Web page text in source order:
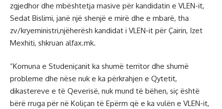
zgjedhor dhe mbështetja masive për kandidatin e VLEN-it,
Sedat Bislimi, janë një shenjë e mirë dhe e mbarë, tha
zv/kryeministri,njëherësh kandidat i VLEN-it për Çairin, Izet
Mexhiti, shkruan alfax.mk.
“Komuna e Studeniçanit ka shumë territor dhe shumë
probleme dhe nëse nuk e ka përkrahjen e Qytetit,
dikastereve e të Qeverisë, nuk mund të bëhen, siç është
bërë rruga për në Koliçan të Epërm që e ka vulën e VLEN-it,